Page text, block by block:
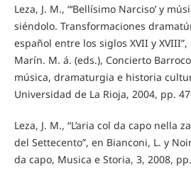
Leza, J. M., “‘Bellísimo Narciso’ y
siéndolo. Transformaciones
español entre los siglos XVII y XVIII”,
Marín. M. á. (eds.), Concierto
música, dramaturgia e historia
Universidad de La Rioja, 2004, pp.
Leza, J. M., “L’aria col da capo nella
del Settecento”, en Bianconi, L. y
da capo, Musica e Storia, 3, 2008,